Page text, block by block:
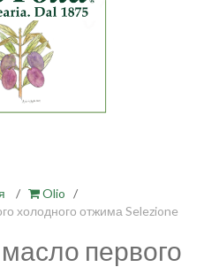
/ Olio /
холодного отжима Selezione
первого